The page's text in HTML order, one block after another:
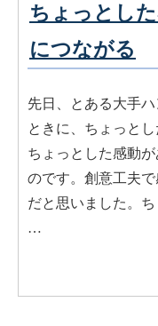
ちょっとし
につながる
先日、とある大手
ときに、ちょっと
ちょっとした感動
のです。創意工夫
だと思いました。
…